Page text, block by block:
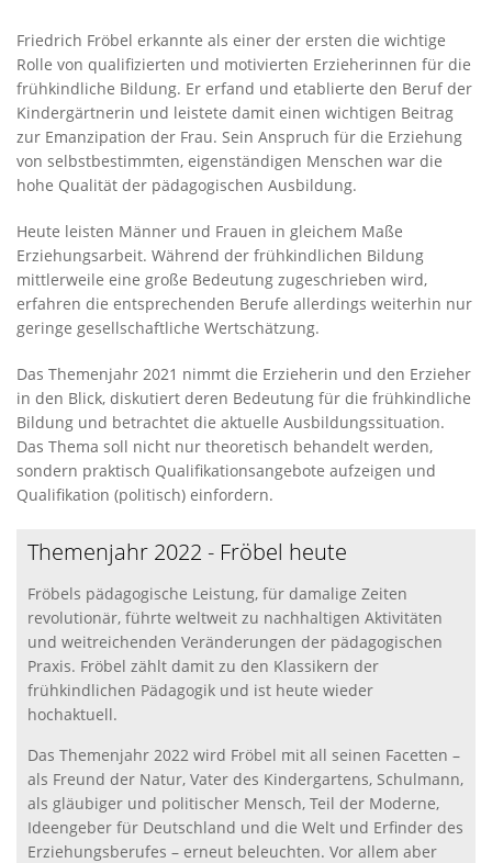
Friedrich Fröbel erkannte als einer der ersten die wichtige
Rolle von qualifizierten und motivierten Erzieherinnen für die
frühkindliche Bildung. Er erfand und etablierte den Beruf der
Kindergärtnerin und leistete damit einen wichtigen Beitrag
zur Emanzipation der Frau. Sein Anspruch für die Erziehung
von selbstbestimmten, eigenständigen Menschen war die
hohe Qualität der pädagogischen Ausbildung.
Heute leisten Männer und Frauen in gleichem Maße
Erziehungsarbeit. Während der frühkindlichen Bildung
mittlerweile eine große Bedeutung zugeschrieben wird,
erfahren die entsprechenden Berufe allerdings weiterhin nur
geringe gesellschaftliche Wertschätzung.
Das Themenjahr 2021 nimmt die Erzieherin und den Erzieher
in den Blick, diskutiert deren Bedeutung für die frühkindliche
Bildung und betrachtet die aktuelle Ausbildungssituation.
Das Thema soll nicht nur theoretisch behandelt werden,
sondern praktisch Qualifikationsangebote aufzeigen und
Qualifikation (politisch) einfordern.
Themenjahr 2022 - Fröbel heute
Fröbels pädagogische Leistung, für damalige Zeiten
revolutionär, führte weltweit zu nachhaltigen Aktivitäten
und weitreichenden Veränderungen der pädagogischen
Praxis. Fröbel zählt damit zu den Klassikern der
frühkindlichen Pädagogik und ist heute wieder
hochaktuell.
Das Themenjahr 2022 wird Fröbel mit all seinen Facetten –
als Freund der Natur, Vater des Kindergartens, Schulmann,
als gläubiger und politischer Mensch, Teil der Moderne,
Ideengeber für Deutschland und die Welt und Erfinder des
Erziehungsberufes – erneut beleuchten. Vor allem aber